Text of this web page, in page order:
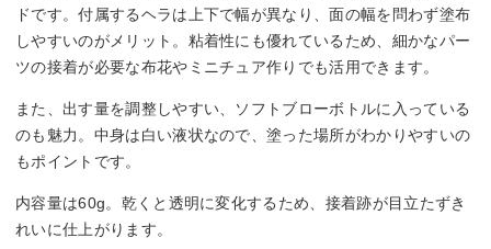
ドです。付属するヘラは上下で幅が異なり、面の幅を問わず塗布
しやすいのがメリット。粘着性にも優れているため、細かなパー
ツの接着が必要な布花やミニチュア作りでも活用できます。
また、出す量を調整しやすい、ソフトブローボトルに入っている
のも魅力。中身は白い液状なので、塗った場所がわかりやすいの
もポイントです。
内容量は60g。乾くと透明に変化するため、接着跡が目立たずき
れいに仕上がります。